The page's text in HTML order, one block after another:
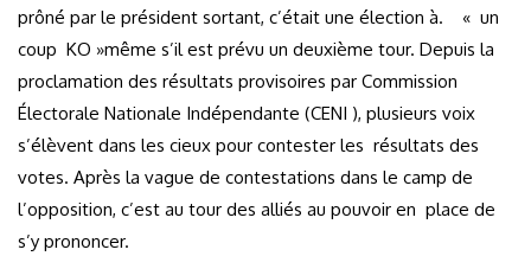
prôné par le président sortant, c’était une élection à. « un
coup KO »même s’il est prévu un deuxième tour. Depuis la
proclamation des résultats provisoires par Commission
Électorale Nationale Indépendante (CENI ), plusieurs voix
s’élèvent dans les cieux pour contester les résultats des
votes. Après la vague de contestations dans le camp de
l’opposition, c’est au tour des alliés au pouvoir en place de
s’y prononcer.